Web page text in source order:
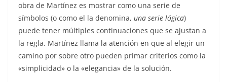
obra de Martínez es mostrar como una serie de
símbolos (o como el la denomina, una serie lógica)
puede tener múltiples continuaciones que se ajustan a
la regla. Martínez llama la atención en que al elegir un
camino por sobre otro pueden primar criterios como la
«simplicidad» o la «elegancia» de la solución.